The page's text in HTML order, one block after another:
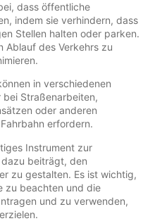
dass öffentliche
indem sie verhindern, dass
Stellen halten oder parken.
Ablauf des Verkehrs zu
in verschiedenen
Straßenarbeiten,
oder anderen
erfordern.
Instrument zur
beiträgt, den
zu gestalten. Es ist wichtig,
zu beachten und die
und zu verwenden,